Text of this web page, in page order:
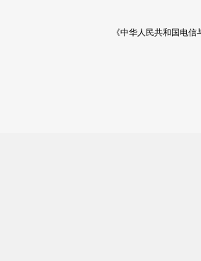
《中华人民共和国电